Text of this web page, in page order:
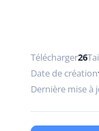
Télécharger26
Date de création
Dernière mise à